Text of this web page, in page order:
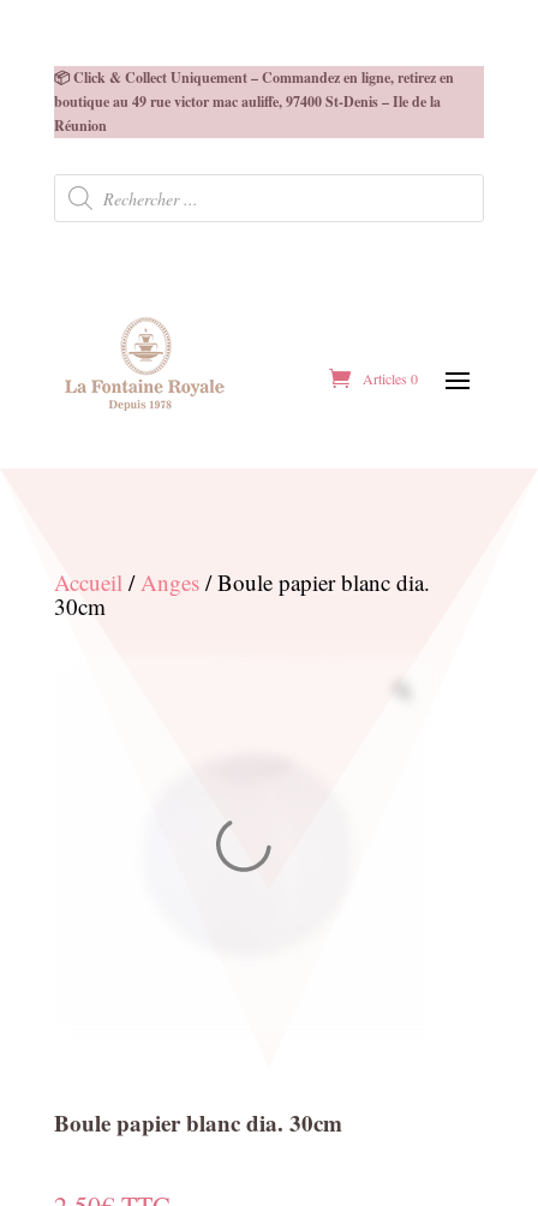
📦 Click & Collect Uniquement – Commandez en ligne, retirez en
boutique au 49 rue victor mac auliffe, 97400 St-Denis – Ile de la
Réunion
Recherche
produits
Articles 0
Accueil/Anges/ Boule papier blanc dia.
30cm
Boule papier blanc dia. 30cm